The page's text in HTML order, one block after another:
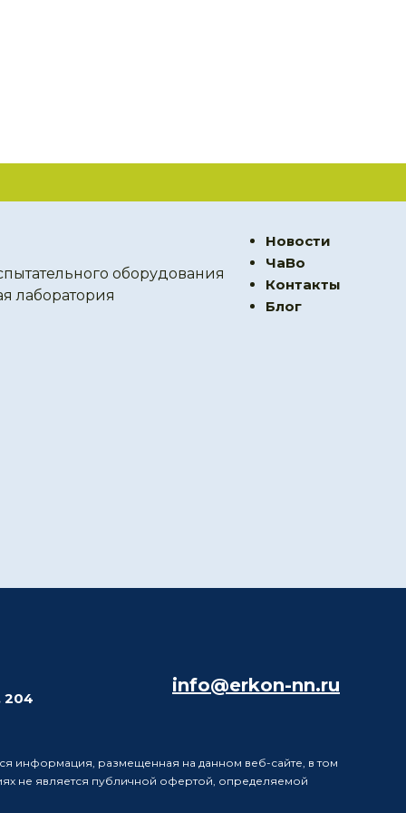
оборудования
лаборатория
Новости
ЧаВо
Контакты
Блог
204
info@erkon-nn.ru
информация, размещенная на данном веб-сайте, в том
не является публичной офертой, определяемой